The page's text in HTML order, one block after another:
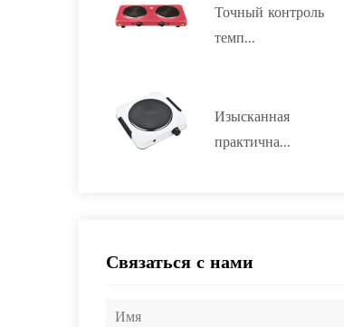
Точный контроль
темп...
Изысканная
практична...
Связаться с нами